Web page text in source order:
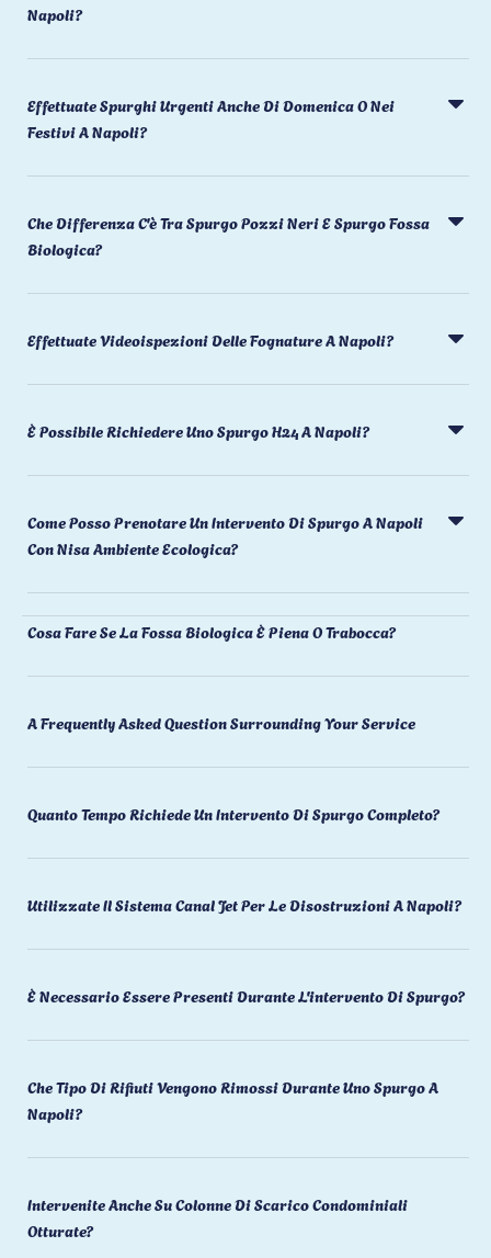
Napoli?
Effettuate Spurghi Urgenti Anche Di Domenica O Nei
Festivi A Napoli?
Che Differenza C'è Tra Spurgo Pozzi Neri E Spurgo Fossa
Biologica?
Effettuate Videoispezioni Delle Fognature A Napoli?
È Possibile Richiedere Uno Spurgo H24 A Napoli?
Come Posso Prenotare Un Intervento Di Spurgo A Napoli
Con Nisa Ambiente Ecologica?
Cosa Fare Se La Fossa Biologica È Piena O Trabocca?
A Frequently Asked Question Surrounding Your Service
Quanto Tempo Richiede Un Intervento Di Spurgo Completo?
Utilizzate Il Sistema Canal Jet Per Le Disostruzioni A Napoli?
È Necessario Essere Presenti Durante L'intervento Di Spurgo?
Che Tipo Di Rifiuti Vengono Rimossi Durante Uno Spurgo A
Napoli?
Intervenite Anche Su Colonne Di Scarico Condominiali
Otturate?